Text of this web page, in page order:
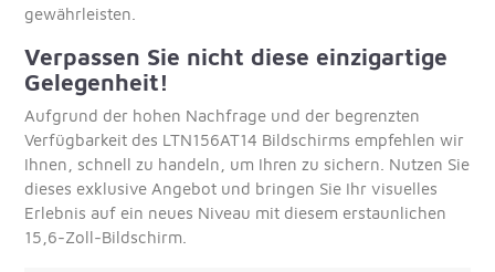
gewährleisten.
Verpassen Sie nicht diese einzigartige
Gelegenheit!
Aufgrund der hohen Nachfrage und der begrenzten
Verfügbarkeit des LTN156AT14 Bildschirms empfehlen wir
Ihnen, schnell zu handeln, um Ihren zu sichern. Nutzen Sie
dieses exklusive Angebot und bringen Sie Ihr visuelles
Erlebnis auf ein neues Niveau mit diesem erstaunlichen
15,6-Zoll-Bildschirm.